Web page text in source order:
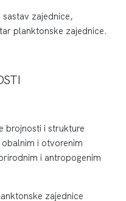
zajednice,
planktonske zajednice.
brojnosti i strukture
i otvorenim
i antropogenim
zajednice